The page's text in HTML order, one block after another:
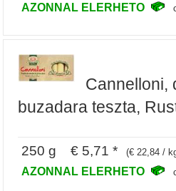
AZONNAL ELERHETO
Cannelloni,
buzadara teszta,
250 g € 5,71 * (€ 22,84 /
AZONNAL ELERHETO